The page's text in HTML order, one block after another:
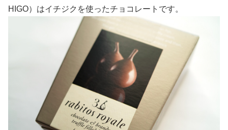
HIGO）はイチジクを使ったチョコレートです。